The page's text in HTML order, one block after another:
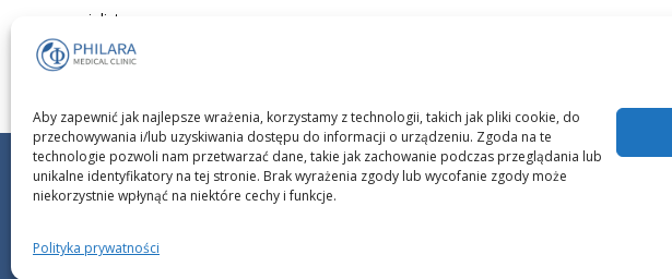
Aby zapewnić jak najlepsze wrażenia, korzystamy z technologii, takich jak pliki cookie, do
przechowywania i/lub uzyskiwania dostępu do informacji o urządzeniu. Zgoda na te
technologie pozwoli nam przetwarzać dane, takie jak zachowanie podczas przeglądania lub
unikalne identyfikatory na tej stronie. Brak wyrażenia zgody lub wycofanie zgody może
niekorzystnie wpłynąć na niektóre cechy i funkcje.
Polityka prywatności
specjalisty.